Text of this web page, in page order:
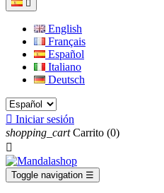

English
Français
Español
Italiano
Deutsch
 Iniciar sesión
shopping_cart Carrito (0)

Toggle navigation ☰